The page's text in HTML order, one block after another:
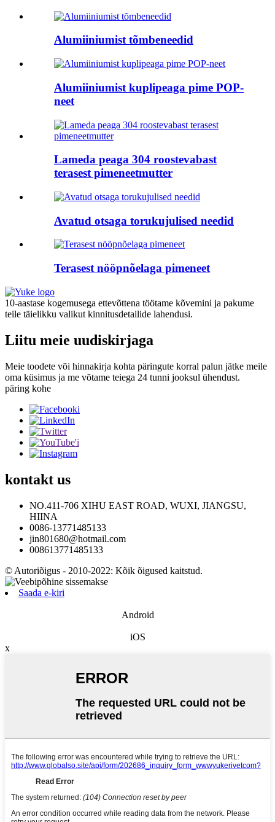
Alumiiniumist tõmbeneedid
Alumiiniumist kuplipeaga pime POP-
neet
Lameda peaga 304 roostevabast
terasest pimeneetmutter
Avatud otsaga torukujulised needid
Terasest nööpnõelaga pimeneet
10-aastase kogemusega ettevõttena töötame kõvemini ja pakume
teile täielikku valikut kinnitusdetailide lahendusi.
Liitu meie uudiskirjaga
Meie toodete või hinnakirja kohta päringute korral palun jätke meile
oma küsimus ja me võtame teiega 24 tunni jooksul ühendust.
päring kohe
kontakt us
NO.411-706 XIHU EAST ROAD, WUXI, JIANGSU,
HIINA
0086-13771485133
jin801680@hotmail.com
008613771485133
© Autoriõigus - 2010-2022: Kõik õigused kaitstud.
Saada e-kiri
Android
iOS
x